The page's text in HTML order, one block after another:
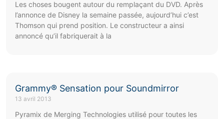
Les choses bougent autour du remplaçant du DVD. Après
l’annonce de Disney la semaine passée, aujourd’hui c’est
Thomson qui prend position. Le constructeur a ainsi
annoncé qu’il fabriquerait à la
Grammy® Sensation pour Soundmirror
13 avril 2013
Pyramix de Merging Technologies utilisé pour toutes les